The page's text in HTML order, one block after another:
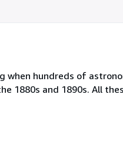
hundreds of
1880s and 1890s. All